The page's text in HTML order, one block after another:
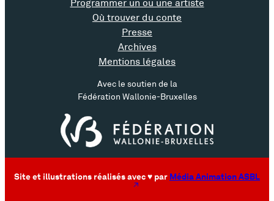
Programmer un ou une artiste
Où trouver du conte
Presse
Archives
Mentions légales
Avec le soutien de la
Fédération Wallonie-Bruxelles
Site et illustrations réalisés avec ♥ par Média Animation ASBL